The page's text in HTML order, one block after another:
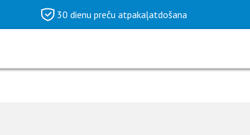
30 dienu preču atpakaļatdošana